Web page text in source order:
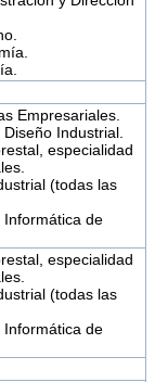
Empresariales.
Industrial.
especialidad
(todas las
de
especialidad
(todas las
de